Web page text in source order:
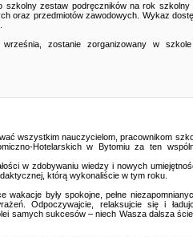
szkolny zestaw podręczników na rok szkolny
oraz przedmiotów zawodowych. Wykaz
zostanie zorganizowany w
wszystkim nauczycielom, pracownikom
Hotelarskich w Bytomiu za ten
w zdobywaniu wiedzy i nowych
którą wykonaliście w tym roku.
były spokojne, pełne
Odpoczywajcie, relaksujcie się i
samych sukcesów – niech Wasza dalsza